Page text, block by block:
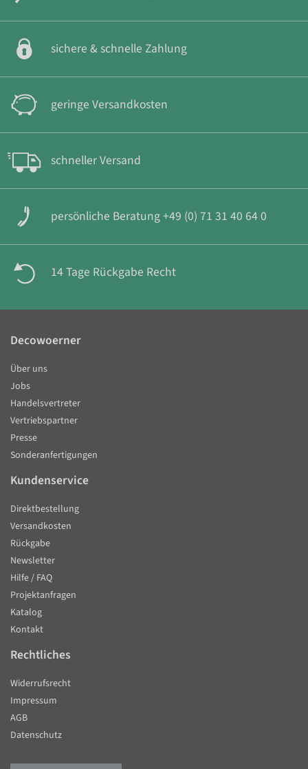
sichere & schnelle Zahlung
geringe Versandkosten
schneller Versand
persönliche Beratung +49 (0) 71 31 40 64 0
14 Tage Rückgabe Recht
Decowoerner
Über uns
Jobs
Handelsvertreter
Vertriebspartner
Presse
Sonderanfertigungen
Kundenservice
Direktbestellung
Versandkosten
Rückgabe
Newsletter
Hilfe / FAQ
Projektanfragen
Katalog
Kontakt
Rechtliches
Widerrufsrecht
Impressum
AGB
Datenschutz